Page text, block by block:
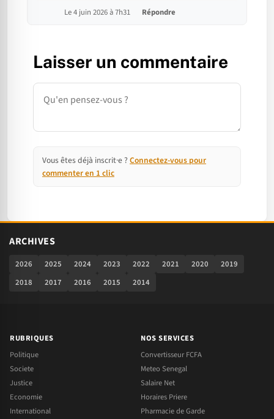
Le 4 juin 2026 à 7h31 Répondre
Laisser un commentaire
Commentaire
Vous êtes déjà inscrit·e ? Connectez-vous pour
commenter en 1 clic
ARCHIVES
2026 2025 2024 2023 2022 2021 2020
2019
2018
2017 2016 2015 2014
RUBRIQUES
Politique
Societe
Justice
Economie
International
NOS SERVICES
Convertisseur FCFA
Meteo Senegal
Salaire Net
Horaires Priere
Pharmacie de Garde